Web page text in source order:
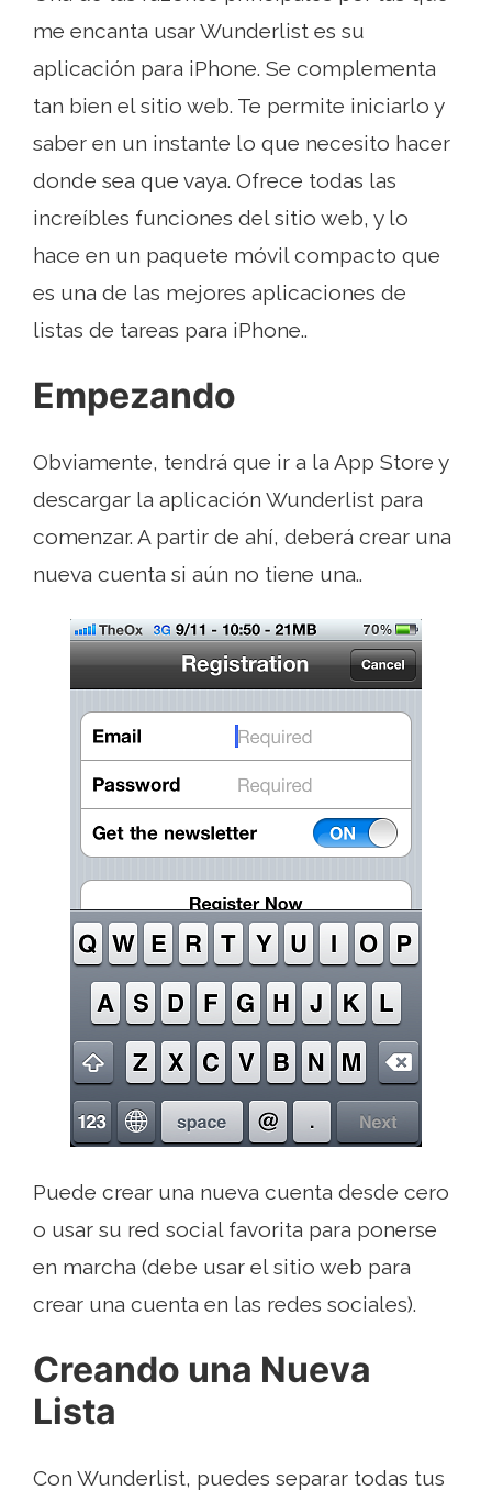
me encanta usar Wunderlist es su
aplicación para iPhone. Se complementa
tan bien el sitio web. Te permite iniciarlo y
saber en un instante lo que necesito hacer
donde sea que vaya. Ofrece todas las
increíbles funciones del sitio web, y lo
hace en un paquete móvil compacto que
es una de las mejores aplicaciones de
listas de tareas para iPhone..
Empezando
Obviamente, tendrá que ir a la App Store y
descargar la aplicación Wunderlist para
comenzar. A partir de ahí, deberá crear una
nueva cuenta si aún no tiene una..
Puede crear una nueva cuenta desde cero
o usar su red social favorita para ponerse
en marcha (debe usar el sitio web para
crear una cuenta en las redes sociales).
Creando una Nueva
Lista
Con Wunderlist, puedes separar todas tus